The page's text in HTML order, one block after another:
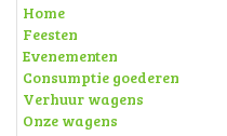
Home
Feesten
Evenementen
Consumptie goederen
Verhuur wagens
Onze wagens